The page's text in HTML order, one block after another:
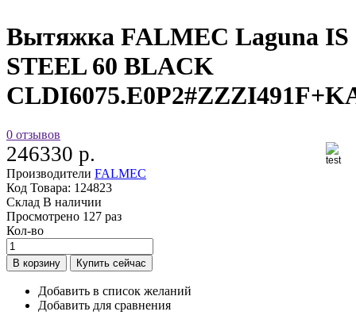
Вытяжка FALMEC Laguna IS
STEEL 60 BLACK
0 отзывов
246330 р.
Производители FALMEC
Код Товара: 124823
Склад В наличии
Просмотрено 127 раз
Кол-во
Добавить в список желаний
Добавить для сравнения